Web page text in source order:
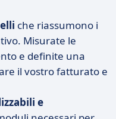
che riassumono i
Misurate le
e definite una
il vostro fatturato e
e